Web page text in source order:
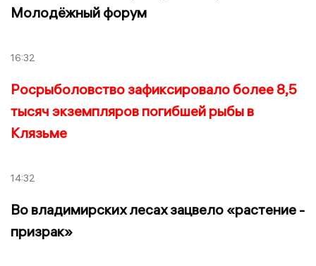
Молодёжный форум
16:32
Росрыболовство зафиксировало более 8,5
тысяч экземпляров погибшей рыбы в
Клязьме
14:32
Во владимирских лесах зацвело «растение -
призрак»